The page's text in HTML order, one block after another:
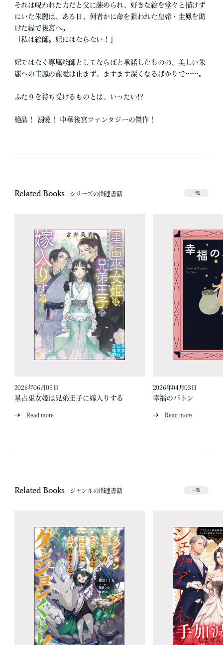
それは呪われた力だと父に諫められ、好きな絵を堂々と描けず
にいた朱麗は、ある日、何者かに命を狙われた皇帝・圭鳳を助
けた縁で後宮へ。
「私は絵師。妃にはならない！」
妃ではなく専属絵師としてならばと承諾したものの、美しい朱
麗への圭鳳の寵愛は止まず、ますます深くなるばかりで……。
ふたりを待ち受けるものとは、いったい!?
絶品！ 溺愛！ 中華後宮ファンタジーの傑作！
Related Books シリーズの関連書籍 一覧
2026年06月05日
星占巫女姫は兄弟王子に嫁入りする
Read more
2026年04月03日
幸福のバトン
Read more
Related Books ジャンルの関連書籍 一覧